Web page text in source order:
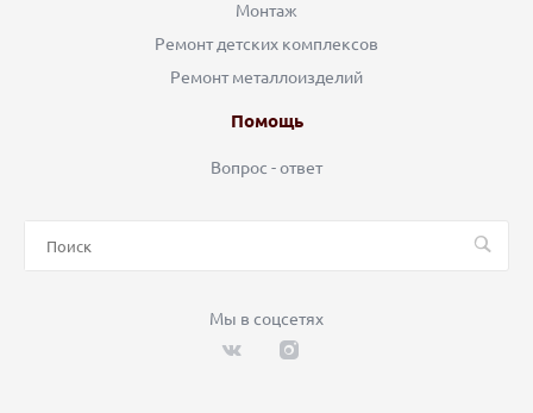
Монтаж
Ремонт детских комплексов
Ремонт металлоизделий
Помощь
Вопрос - ответ
Мы в соцсетях